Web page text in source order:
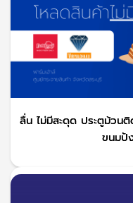
ลื่น ไม่มีสะดุด ประตูม้วนติ
ขนมปั